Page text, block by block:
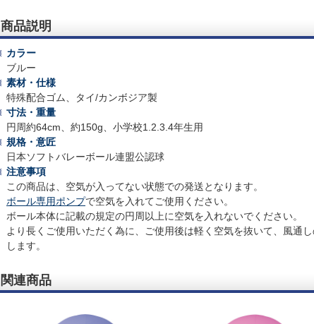
商品説明
カラー
ブルー
素材・仕様
特殊配合ゴム、タイ/カンボジア製
寸法・重量
円周約64cm、約150g、小学校1.2.3.4年生用
規格・意匠
日本ソフトバレーボール連盟公認球
注意事項
この商品は、空気が入ってない状態での発送となります。
ボール専用ポンプで空気を入れてご使用ください。
ボール本体に記載の規定の円周以上に空気を入れないでください。
より長くご使用いただく為に、ご使用後は軽く空気を抜いて、風通
します。
関連商品